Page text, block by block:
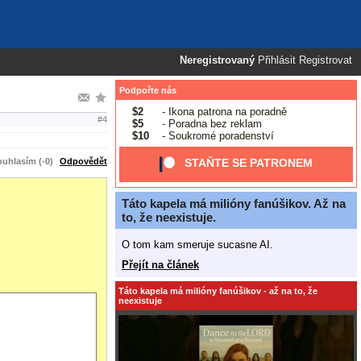
Neregistrovaný Přihlásit Registrovat
#4
(-0) Odpovědět
Podpořte nás
$2
- Ikona patrona na poradně
$5
- Poradna bez reklam
$10
- Soukromé poradenství
STAŇTE SE PATRONEM
Táto kapela má milióny fanúšikov. Až na
to, že neexistuje.
O tom kam smeruje sucasne AI.
Přejít na článek
Táto kapela má milióny fanúšikov - až na to, že
neexistuje